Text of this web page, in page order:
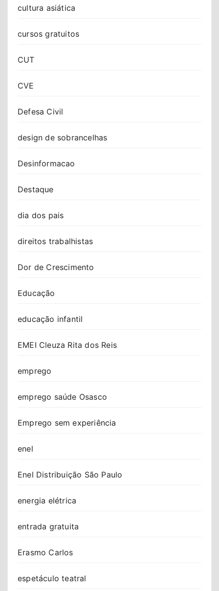
cultura asiática
cursos gratuitos
CUT
CVE
Defesa Civil
design de sobrancelhas
Desinformacao
Destaque
dia dos pais
direitos trabalhistas
Dor de Crescimento
Educação
educação infantil
EMEI Cleuza Rita dos Reis
emprego
emprego saúde Osasco
Emprego sem experiência
enel
Enel Distribuição São Paulo
energia elétrica
entrada gratuita
Erasmo Carlos
espetáculo teatral